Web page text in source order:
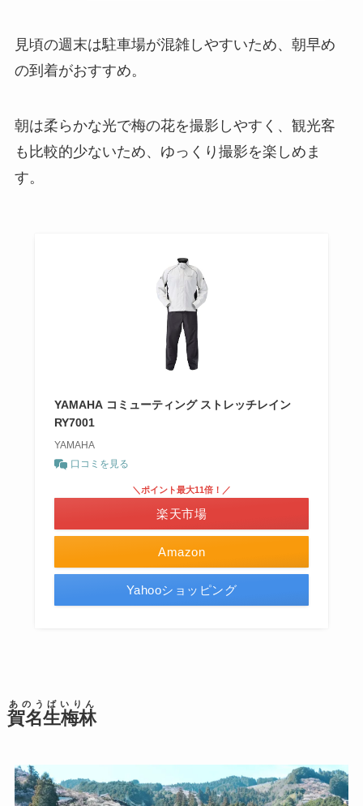
見頃の週末は駐車場が混雑しやすいため、朝早め
の到着がおすすめ。
朝は柔らかな光で梅の花を撮影しやすく、観光客
も比較的少ないため、ゆっくり撮影を楽しめま
す。
YAMAHA コミューティング ストレッチレイン
RY7001
YAMAHA
口コミを見る
Amazon
＼ポイント最大11倍！／
楽天市場
Yahooショッピング
賀名生梅林
あのうばいりん